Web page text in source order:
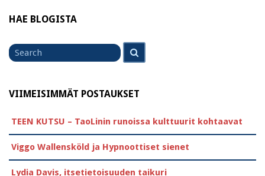
HAE BLOGISTA
Search
for
VIIMEISIMMÄT POSTAUKSET
TEEN KUTSU – TaoLinin runoissa kulttuurit kohtaavat
Viggo Wallensköld ja Hypnoottiset sienet
Lydia Davis, itsetietoisuuden taikuri